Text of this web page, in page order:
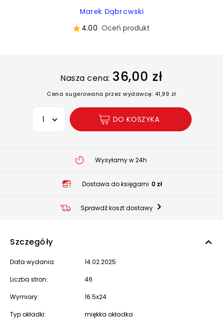
Marek Dąbrowski
4.00 Oceń produkt
Nasza cena: 36,00 zł
Cena sugerowana przez wydawcę: 41,99 zł
Wybierz opcję
DO KOSZYKA
Wysyłamy w 24h
Dostawa do księgarni 0 zł
Sprawdź koszt dostawy
Szczegóły
Data wydania: 14.02.2025
Liczba stron: 46
Wymiary: 16.5x24
Typ okładki: miękka okładka